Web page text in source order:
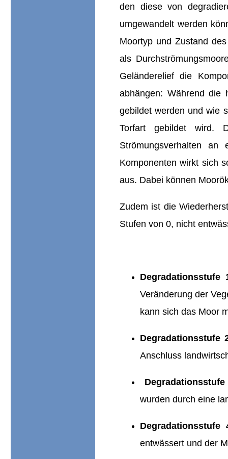
den diese von
umgewandelt werden
Moortyp und Zustand
als
Geländerelief die
abhängen: Während die
gebildet werden und wie
Torfart gebildet wird.
Strömungsverhalten an
Komponenten wirkt sich
aus. Dabei können
Zudem ist die
Stufen von 0, nicht
Degradationsstufe
Veränderung der
kann sich das Moor
Degradationsstufe
Anschluss
wurden durch eine
Degradationsstufe
entwässert und der